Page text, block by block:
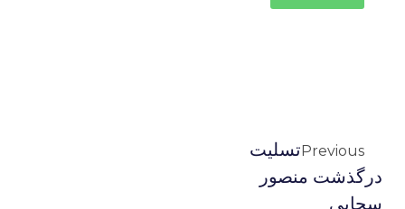
Previousتسلیت
درگذشت منصور
سحابی